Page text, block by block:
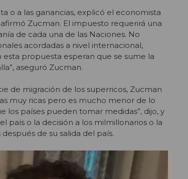
o a las ganancias, explicó el economista
Zucman. El impuesto requerirá una
de cada una de las Naciones. No
acordadas a nivel internacional,
propuesta esperan que se sume la
aseguró Zucman.
de migración de los superricos, Zucman
muy ricas pero es mucho menor de lo
los países pueden tomar medidas”, dijo, y
país o la decisión a los milmillonarios o la
de su salida del país.